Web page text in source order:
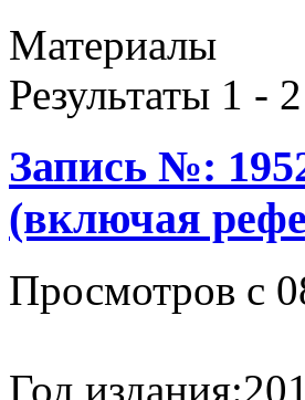
Материалы
Результаты 1 -
Запись №:
(включая
Просмотров с
Год издания: